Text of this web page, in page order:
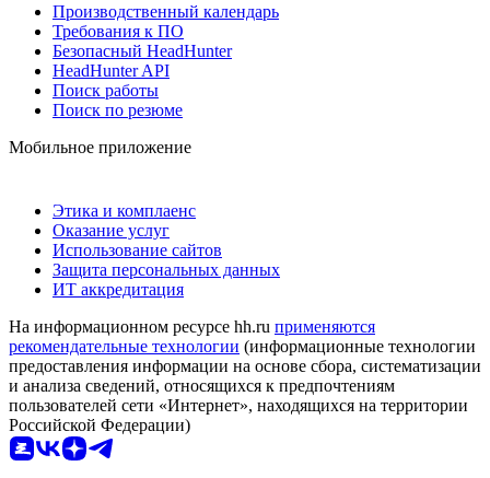
Производственный календарь
Требования к ПО
Безопасный HeadHunter
HeadHunter API
Поиск работы
Поиск по резюме
Мобильное приложение
Этика и комплаенс
Оказание услуг
Использование сайтов
Защита персональных данных
ИТ аккредитация
На информационном ресурсе hh.ru применяются
рекомендательные технологии (информационные технологии
предоставления информации на основе сбора, систематизации
и анализа сведений, относящихся к предпочтениям
пользователей сети «Интернет», находящихся на территории
Российской Федерации)